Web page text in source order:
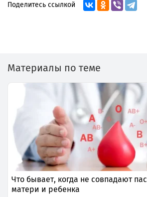
Поделитесь ссылкой
Материалы по теме
Что бывает, когда не совпадают
матери и ребенка